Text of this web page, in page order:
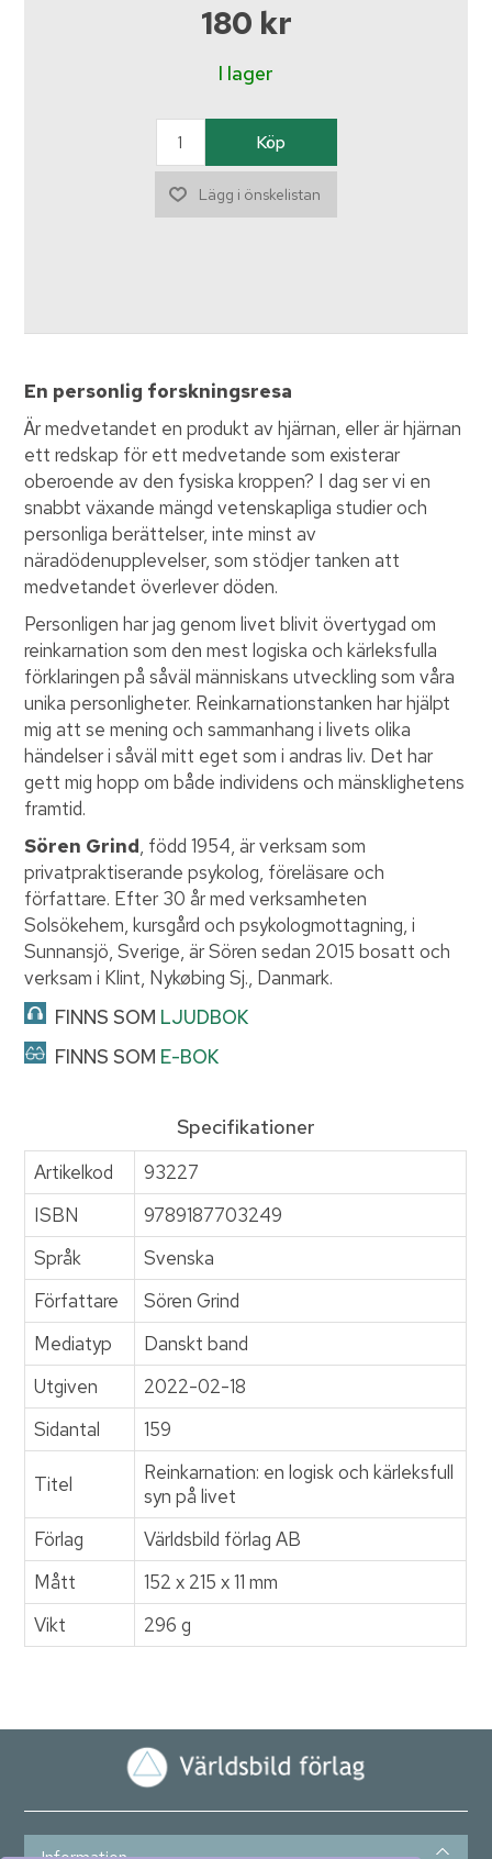
180 kr
I lager
En personlig forskningsresa
Är medvetandet en produkt av hjärnan, eller är hjärnan
ett redskap för ett medvetande som existerar
oberoende av den fysiska kroppen? I dag ser vi en
snabbt växande mängd vetenskapliga studier och
personliga berättelser, inte minst av
näradödenupplevelser, som stödjer tanken att
medvetandet överlever döden.
Personligen har jag genom livet blivit övertygad om
reinkarnation som den mest logiska och kärleksfulla
förklaringen på såväl människans utveckling som våra
unika personligheter. Reinkarnationstanken har hjälpt
mig att se mening och sammanhang i livets olika
händelser i såväl mitt eget som i andras liv. Det har
gett mig hopp om både individens och mänsklighetens
framtid.
Sören Grind, född 1954, är verksam som
privatpraktiserande psykolog, föreläsare och
författare. Efter 30 år med verksamheten
Solsökehem, kursgård och psykologmottagning, i
Sunnansjö, Sverige, är Sören sedan 2015 bosatt och
verksam i Klint, Nykøbing Sj., Danmark.
FINNS SOM LJUDBOK
FINNS SOM E-BOK
Specifikationer
Artikelkod
93227
ISBN
9789187703249
Språk
Svenska
Författare
Sören Grind
Mediatyp
Danskt band
Utgiven
2022-02-18
Sidantal
159
Titel
Reinkarnation: en logisk och kärleksfull
syn på livet
Förlag
Världsbild förlag AB
Mått
152 x 215 x 11 mm
Vikt
296 g